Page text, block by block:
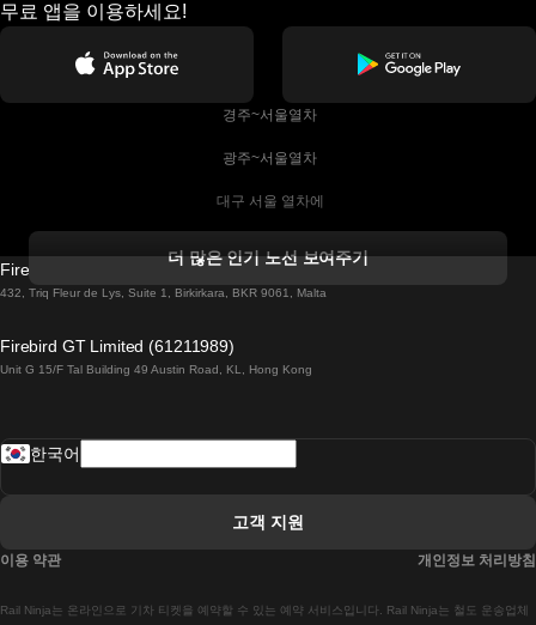
무료 앱을 이용하세요!
경주~서울열차
광주~서울열차
대구 서울 열차에
더블린에서 골웨이 열차
로마에서 나폴리 열차
더 많은 인기 노선 보여주기
Firebird GT Limited (OC 1451)
432, Triq Fleur de Lys, Suite 1, Birkirkara, BKR 9061, Malta
Firebird GT Limited (61211989)
Unit G 15/F Tal Building 49 Austin Road, KL, Hong Kong
Rail Ninja는 온라인으로 기차 티켓을 예약할 수 있는 예약 서비스입니다. Rail Ninja는 철도 운송업체
한국어
고객 지원
이용 약관 개인정보 처리방침